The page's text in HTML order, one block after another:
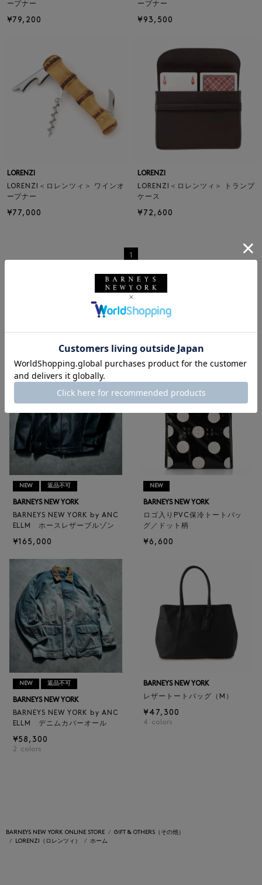
ープナー
¥79,200
ープナー
¥93,500
LORENZI
LORENZI＜ロレンツィ＞ ワインオ
ープナー
¥77,000
LORENZI
LORENZI＜ロレンツィ＞ トランプ
ケース
¥72,600
1
ビューティ | キッズ＆ベビー
RECOMMEND
NEW 返品不可
BARNEYS NEW YORK
BARNEYS NEW YORK by ANC
ELLM ホースレザーブルゾン
¥165,000
NEW
BARNEYS NEW YORK
ロゴ入りPVC保冷トートバッ
グ／ドット柄
¥6,600
NEW 返品不可
BARNEYS NEW YORK
BARNEYS NEW YORK by ANC
ELLM デニムカバーオール
¥58,300
2 colors
BARNEYS NEW YORK
レザートートバッグ（M）
¥47,300
4 colors
BARNEYS NEW YORK ONLINE STORE
GIFT & OTHERS（その他）
LORENZI（ロレンツィ）
ホーム